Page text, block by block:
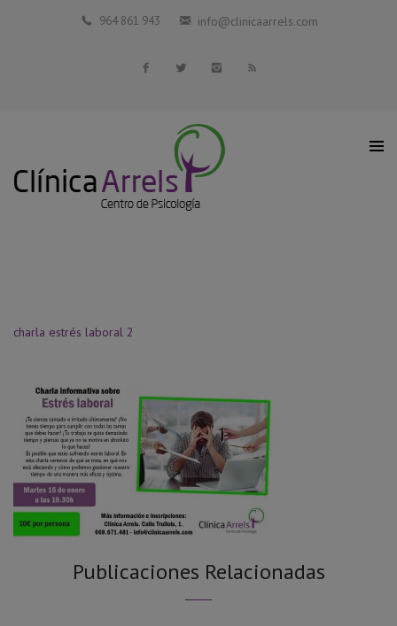
Blog
964 861 943 info@clinicaarrels.com
charla estrés laboral 2
Publicaciones Relacionadas